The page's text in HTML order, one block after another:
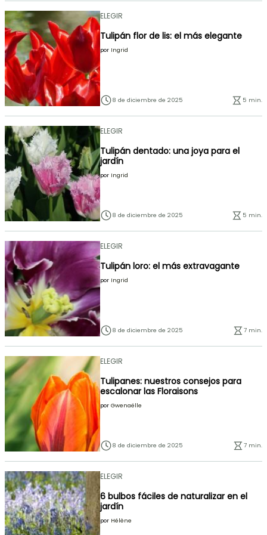
ELEGIR
Tulipán flor de lis: el más elegante
por Ingrid
8 de diciembre de 2025 5 min.
ELEGIR
Tulipán dentado: una joya para el
jardín
por Ingrid
8 de diciembre de 2025 5 min.
ELEGIR
Tulipán loro: el más extravagante
por Ingrid
8 de diciembre de 2025 7 min.
ELEGIR
Tulipanes: nuestros consejos para
escalonar las Floraisons
por Gwenaëlle
8 de diciembre de 2025 7 min.
ELEGIR
6 bulbos fáciles de naturalizar en el
jardín
por Hélène